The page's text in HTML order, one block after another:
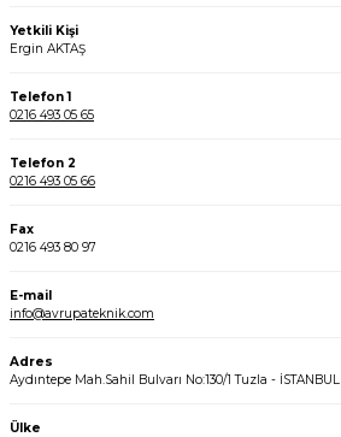
Yetkili Kişi
Ergin AKTAŞ
Telefon 1
0216 493 05 65
Telefon 2
0216 493 05 66
Fax
0216 493 80 97
E-mail
info@avrupateknik.com
Adres
Aydıntepe Mah.Sahil Bulvarı No:130/1 Tuzla - İSTANBUL
Ülke